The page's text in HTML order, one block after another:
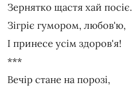
Зернятко щастя хай посіє.
Зігріє гумором, любов'ю,
І принесе усім здоров'я!
***
Вечір стане на порозі,